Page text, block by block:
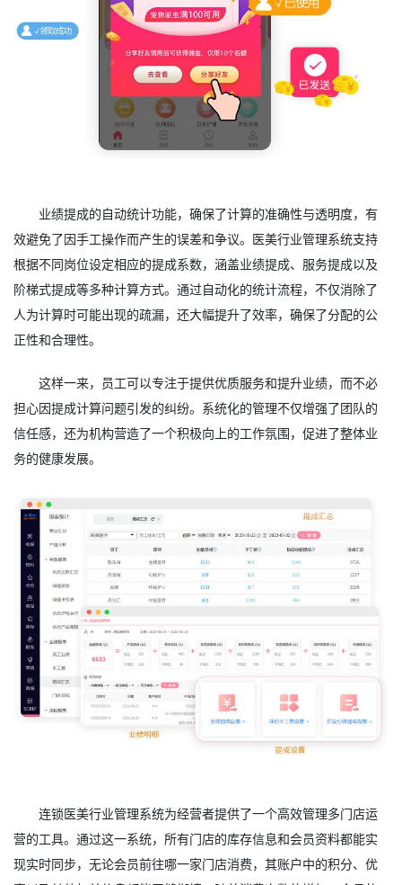
业绩提成的自动统计功能，确保了计算的准确性与透明度，有
效避免了因手工操作而产生的误差和争议。医美行业管理系统支持
根据不同岗位设定相应的提成系数，涵盖业绩提成、服务提成以及
阶梯式提成等多种计算方式。通过自动化的统计流程，不仅消除了
人为计算时可能出现的疏漏，还大幅提升了效率，确保了分配的公
正性和合理性。
这样一来，员工可以专注于提供优质服务和提升业绩，而不必
担心因提成计算问题引发的纠纷。系统化的管理不仅增强了团队的
信任感，还为机构营造了一个积极向上的工作氛围，促进了整体业
务的健康发展。
连锁医美行业管理系统为经营者提供了一个高效管理多门店运
营的工具。通过这一系统，所有门店的库存信息和会员资料都能实
现实时同步，无论会员前往哪一家门店消费，其账户中的积分、优